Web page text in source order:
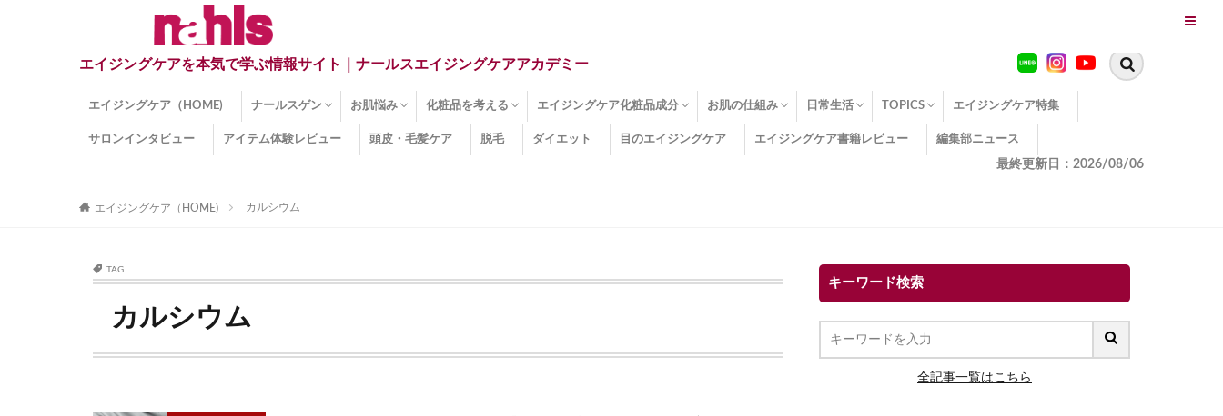
エイジングケアを本気で学ぶ情報サイト｜ナールスエイジングケアアカデミー
エイジングケア（HOME) ナールスゲン
ナールスゲンとは？
ナールスゲン関連成分
お肌悩み
インナードライ肌
くすみ
目の下のクマ
しみ
しわ
顔・頭皮のたるみ
ほうれい線
毛穴
手荒れ
乾燥肌
敏感肌
紫外線ダメージ
薄毛
その他のお肌悩み
化粧品を考える
エイジングケア化粧品
化粧水
美容液
保湿クリーム
酵素洗顔
ハンドクリーム
フェイスマスク
ほうれい線化粧品
コラーゲン化粧品
メイク化粧品
洗顔・クレンジング
オールインワン化粧品
その他の化粧品
エイジングケア化粧品成分
エイジングケア化粧品(成分)
セラミド
ネオダーミル
プロテオグリカン
ビタミンC誘導体
コラーゲン
その他の化粧品成分
お肌の仕組み
エイジング
ターンオーバー
皮下組織
表皮
真皮
表皮常在菌
女性ホルモン
その他
日常生活
糖化
便秘
TOPICS
エイジングケア TOPICS
コラーゲンサプリの効果
エイジングケアクイズ
季節別のエイジングケア
幸福とエイジングケア
温活でアンチエイジング
イオン導入
エイジングケア3つのポイント
エイジングケアセミナー
エイジングケアトピックス
動画でみるエイジングケア
エイジングケア特集
サロンインタビュー アイテム体験レビュー 頭皮・毛髪ケア 脱毛 ダイエット 目のエイジングケア エイジングケア書籍レビュー 編集部ニュース
最終更新日：2026/08/06
エイジングケア（HOME) カルシウム
TAG
カルシウム
キーワード検索
全記事一覧はこちら